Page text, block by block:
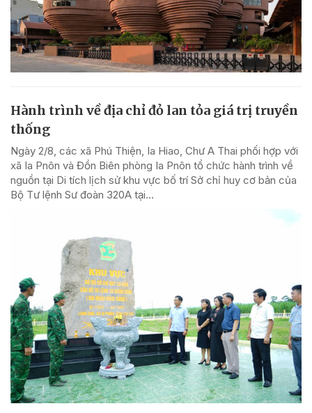
Hành trình về địa chỉ đỏ lan tỏa giá trị truyền
thống
Ngày 2/8, các xã Phú Thiện, Ia Hiao, Chư A Thai phối hợp với
xã Ia Pnôn và Đồn Biên phòng Ia Pnôn tổ chức hành trình về
nguồn tại Di tích lịch sử khu vực bố trí Sở chỉ huy cơ bản của
Bộ Tư lệnh Sư đoàn 320A tại...